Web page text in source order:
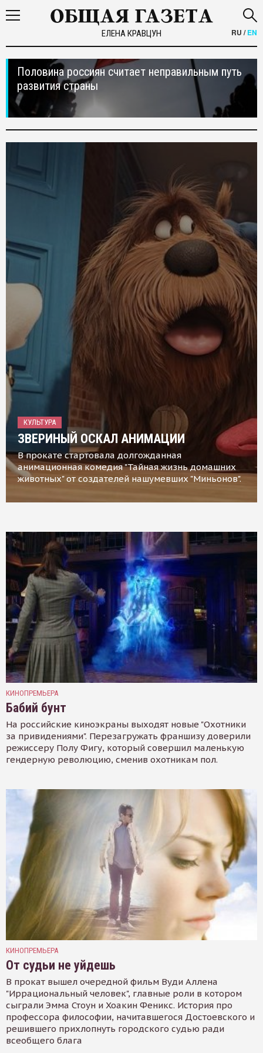
ЕЛЕНА КРАВЦУН RU /EN
Половина россиян считает неправильным путь
развития страны
КУЛЬТУРА
ЗВЕРИНЫЙ ОСКАЛ АНИМАЦИИ
В прокате стартовала долгожданная
анимационная комедия "Тайная жизнь домашних
животных" от создателей нашумевших "Миньонов".
КИНОПРЕМЬЕРА
Бабий бунт
На российские киноэкраны выходят новые "Охотники
за привидениями". Перезагружать франшизу доверили
режиссеру Полу Фигу, который совершил маленькую
гендерную революцию, сменив охотникам пол.
КИНОПРЕМЬЕРА
От судьи не уйдешь
В прокат вышел очередной фильм Вуди Аллена
"Иррациональный человек", главные роли в котором
сыграли Эмма Стоун и Хоакин Феникс. История про
профессора философии, начитавшегося Достоевского и
решившего прихлопнуть городского судью ради
всеобщего блага